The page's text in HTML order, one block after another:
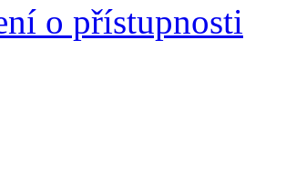
o přístupnosti